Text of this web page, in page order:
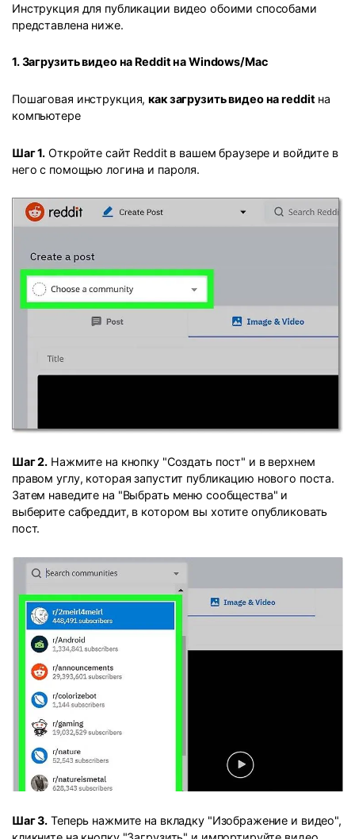
Инструкция для публикации видео обоими способами
представлена ниже.
1. Загрузить видео на Reddit на Windows/Mac
Пошаговая инструкция,как загрузить видео на reddit на
компьютере
Шаг 1. Откройте сайт Reddit в вашем браузере и войдите в
него с помощью логина и пароля.
Шаг 2. Нажмите на кнопку "Создать пост" и в верхнем
правом углу, которая запустит публикацию нового поста.
Затем наведите на "Выбрать меню сообщества" и
выберите сабреддит, в котором вы хотите опубликовать
пост.
Шаг 3. Теперь нажмите на вкладку "Изображение и видео",